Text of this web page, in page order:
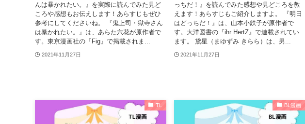
んは暴かれたい。』を実際に読んでみた見ど
ころや感想もお伝えします！あらすじもぜひ
参考にしてくださいね。 『鬼上司・獄寺さん
は暴かれたい。』は、あらた六花が原作者で
す。東京漫画社の『Fig』で掲載されま...
2021年11月27日
っちだ！』を読んでみた感想や見どころを教
えます！あらすじもご紹介しますよ。 『明日
はどっちだ！』は、山本小鉄子が原作者で
す。大洋図書の『ihr HertZ』で連載されてい
ます。 黛星（まゆずみ きらら）は、男...
2021年11月27日
TL BL漫画